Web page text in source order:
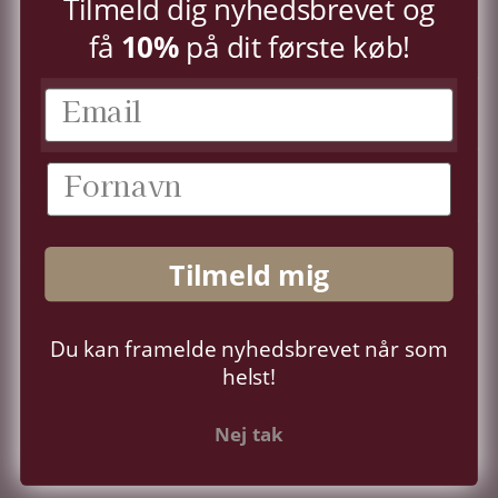
OM OS
Sprog
Dansk
Tilmeld dig nyhedsbrevet og
få 10%på dit første køb!
Tilmeld mig
Du kan framelde nyhedsbrevet når som
helst!
Nej tak